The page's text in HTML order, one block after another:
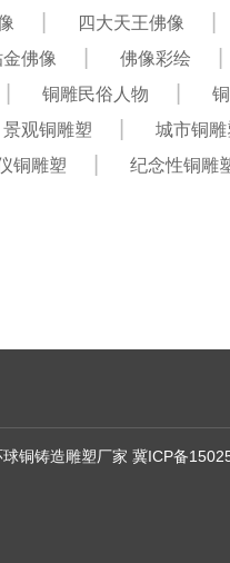
四大天王佛像
金佛像 佛像彩绘
铜雕民俗人物
景观铜雕塑 城市铜雕
铜雕塑 纪念性铜雕
铜铸造雕塑厂家 冀ICP备